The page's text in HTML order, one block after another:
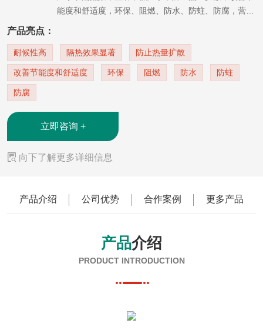
能度和舒适度，环保、阻燃、防水、防蛀、防腐，营造
产品亮点：
耐候性高 隔热效果显著 防止热量扩散
改善节能度和舒适度 环保 阻燃 防水 防蛀
防腐
立即咨询 +
 向下了解更多详细信息
产品介绍 公司优势 合作案例 更多产品
产品介绍
PRODUCT INTRODUCTION